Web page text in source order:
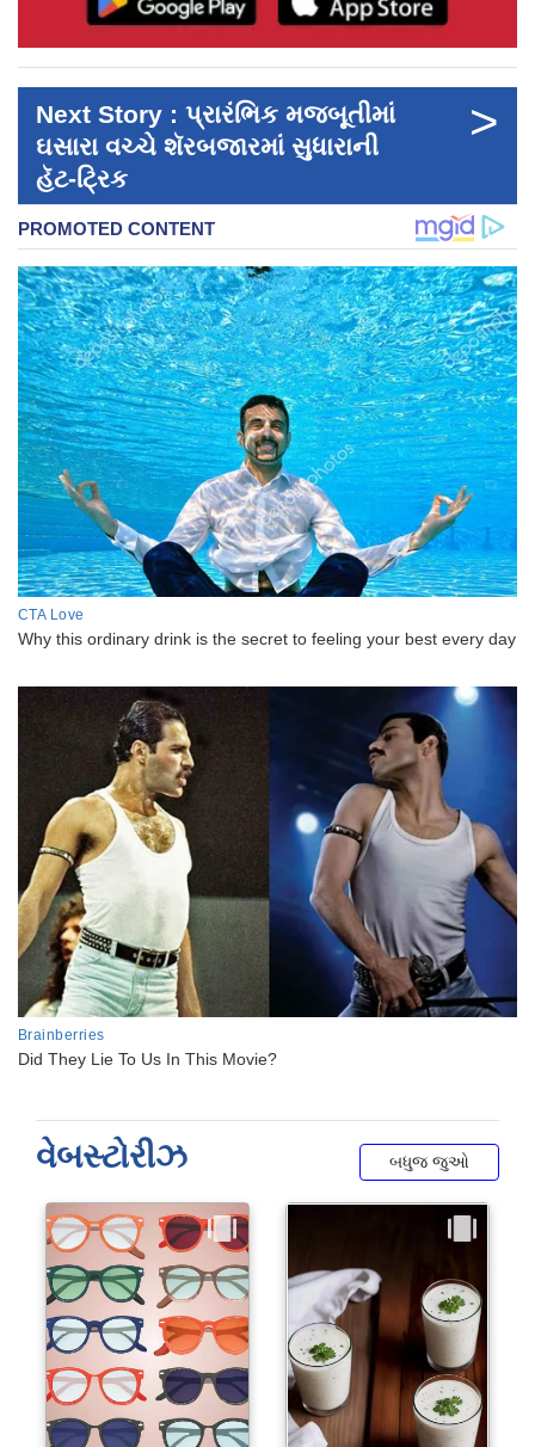
Next Story : પ્રારંભિક મજબૂતીમાં
ઘસારા વચ્ચે શૅરબજારમાં સુધારાની
હૅટ-ટ્રિક
>
વેબસ્ટોરીઝ બધુજ જુઓ